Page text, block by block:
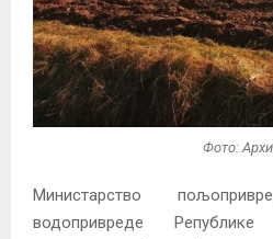
Фото:
Министарство
водопривреде